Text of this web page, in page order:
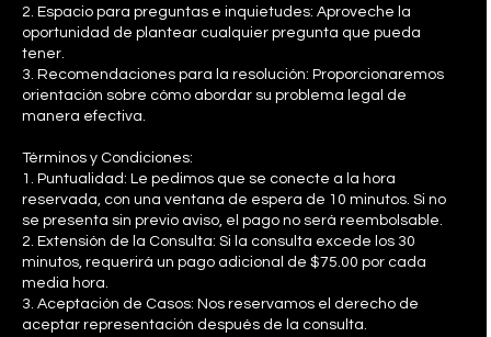
2. Espacio para preguntas e inquietudes: Aproveche la
oportunidad de plantear cualquier pregunta que pueda
tener.
3. Recomendaciones para la resolución: Proporcionaremos
orientación sobre cómo abordar su problema legal de
manera efectiva.
Términos y Condiciones:
1. Puntualidad: Le pedimos que se conecte a la hora
reservada, con una ventana de espera de 10 minutos. Si no
se presenta sin previo aviso, el pago no será reembolsable.
2. Extensión de la Consulta: Si la consulta excede los 30
minutos, requerirá un pago adicional de $75.00 por cada
media hora.
3. Aceptación de Casos: Nos reservamos el derecho de
aceptar representación después de la consulta.